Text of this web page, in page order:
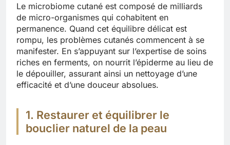
Le microbiome cutané est composé de milliards
de micro-organismes qui cohabitent en
permanence. Quand cet équilibre délicat est
rompu, les problèmes cutanés commencent à se
manifester. En s’appuyant sur l’expertise de soins
riches en ferments, on nourrit l’épiderme au lieu de
le dépouiller, assurant ainsi un nettoyage d’une
efficacité et d’une douceur absolues.
1. Restaurer et équilibrer le
bouclier naturel de la peau